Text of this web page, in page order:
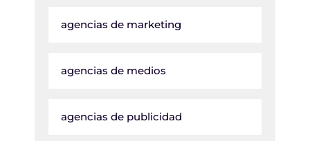
agencias de marketing
agencias de medios
agencias de publicidad